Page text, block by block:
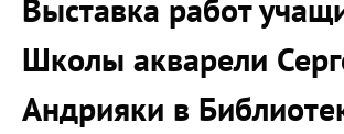
Выставка работ
Школы акварели
Андрияки в